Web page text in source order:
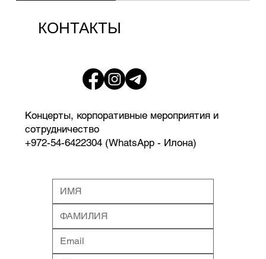
КОНТАКТЫ
Концерты, корпоративные мероприятия и
сотрудничество
+972-54-6422304 (WhatsApp - Илона)